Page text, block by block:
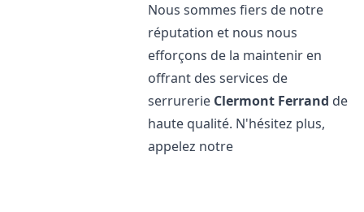
Nous sommes fiers de notre
réputation et nous nous
efforçons de la maintenir en
offrant des services de
serrurerie Clermont Ferrand de
haute qualité. N'hésitez plus,
appelez notre